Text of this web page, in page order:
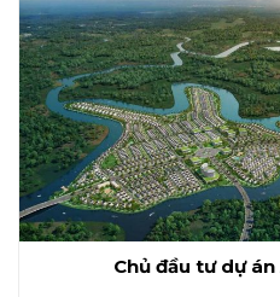
Chủ đầu tư dự